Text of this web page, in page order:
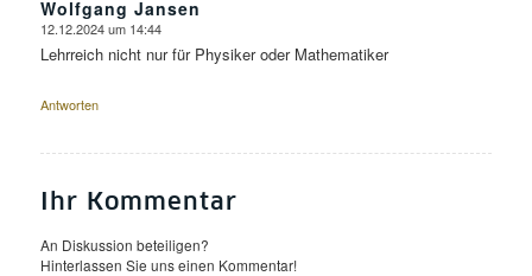
Wolfgang Jansen
sagte:
12.12.2024 um 14:44
Lehrreich nicht nur für Physiker oder Mathematiker
Antworten
Ihr Kommentar
An Diskussion beteiligen?
Hinterlassen Sie uns einen Kommentar!